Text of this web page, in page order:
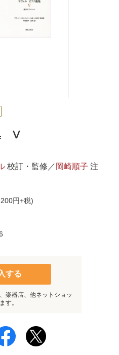
Ⅴ
校訂・監修／ 岡崎順子 注
円+税)
する
楽器店、他ネットショッ
す。